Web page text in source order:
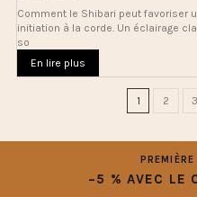
Comment le Shibari peut favoriser
initiation à la corde. Un éclairage
so
En lire plus
1 2 3
−5 % AVEC LE